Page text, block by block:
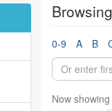
0-9 A B
Now